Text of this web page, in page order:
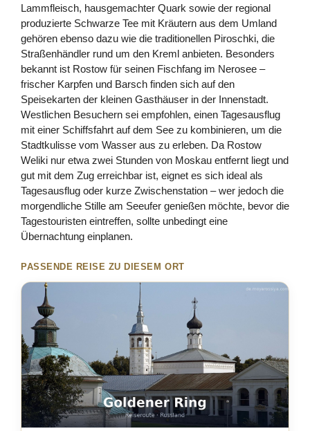
Lammfleisch, hausgemachter Quark sowie der regional
produzierte Schwarze Tee mit Kräutern aus dem Umland
gehören ebenso dazu wie die traditionellen Piroschki, die
Straßenhändler rund um den Kreml anbieten. Besonders
bekannt ist Rostow für seinen Fischfang im Nerosee –
frischer Karpfen und Barsch finden sich auf den
Speisekarten der kleinen Gasthäuser in der Innenstadt.
Westlichen Besuchern sei empfohlen, einen Tagesausflug
mit einer Schiffsfahrt auf dem See zu kombinieren, um die
Stadtkulisse vom Wasser aus zu erleben. Da Rostow
Weliki nur etwa zwei Stunden von Moskau entfernt liegt und
gut mit dem Zug erreichbar ist, eignet es sich ideal als
Tagesausflug oder kurze Zwischenstation – wer jedoch die
morgendliche Stille am Seeufer genießen möchte, bevor die
Tagestouristen eintreffen, sollte unbedingt eine
Übernachtung einplanen.
PASSENDE REISE ZU DIESEM ORT